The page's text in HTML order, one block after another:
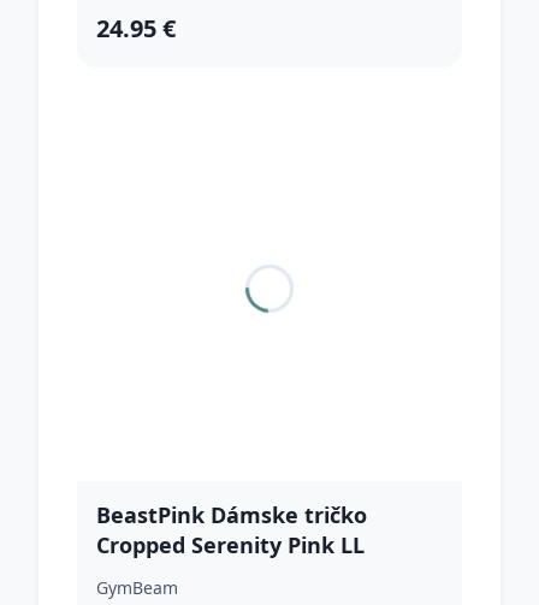
24.95 €
BeastPink Dámske tričko
Cropped Serenity Pink LL
GymBeam